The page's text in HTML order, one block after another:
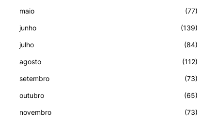
maio (77)
junho (139)
julho (84)
agosto (112)
setembro (73)
outubro (65)
novembro (73)